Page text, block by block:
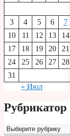
3
4 5 6 7
10
11 12 13 14
17
18 19 20 21
24
25 26 27 28
31
« Июл
Рубрикатор
Рубрикатор